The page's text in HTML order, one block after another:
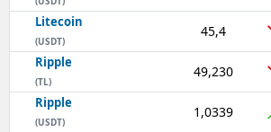
Aksaray
Karaman
Litecoin
(USDT)
45,4
Ripple
(TL)
49,230
Ripple
(USDT)
1,0339